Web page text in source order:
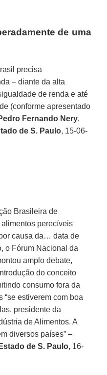
de uma
precisa
– diante da alta
de renda e até
(conforme apresentado
Fernando Nery,
de S. Paulo, 15-06-
Brasileira de
perecíveis
causa da… data de
o Fórum Nacional da
amplo debate,
do conceito
consumo fora da
“se estiverem com boa
presidente da
de Alimentos. A
diversos países” –
de S. Paulo, 16-